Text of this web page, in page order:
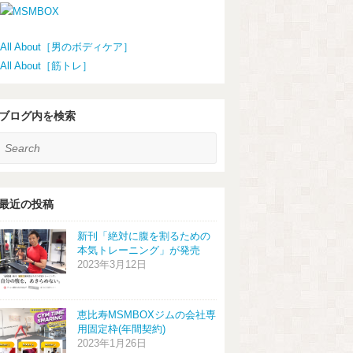
All About［男のボディケア］
All About［筋トレ］
ログ内を検索
近の投稿
新刊「絶対に腹を割るための
本気トレーニング」が発売
2023年3月12日
恵比寿MSMBOXジムの会社専
用固定枠(年間契約)
2023年1月26日